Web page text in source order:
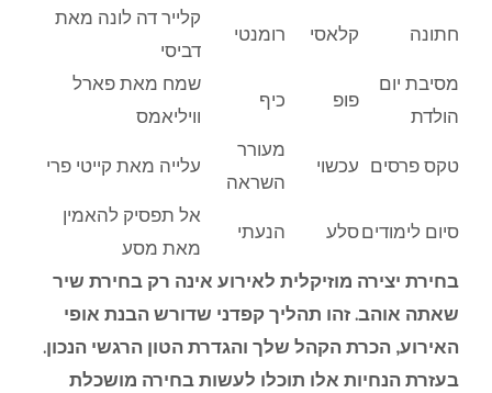
חתונה קלאסי רומנטי
קלייר דה לונה מאת
דביסי
מסיבת יום
הולדת
פופ כיף
שמח מאת פארל
וויליאמס
טקס פרסים עכשוי
מעורר
השראה
עלייה מאת קייטי פרי
סיום לימודיםסלע הנעתי
אל תפסיק להאמין
מאת מסע
בחירת יצירה מוזיקלית לאירוע אינה רק בחירת שיר
שאתה אוהב. זהו תהליך קפדני שדורש הבנת אופי
האירוע, הכרת הקהל שלך והגדרת הטון הרגשי הנכון.
בעזרת הנחיות אלו תוכלו לעשות בחירה מושכלת